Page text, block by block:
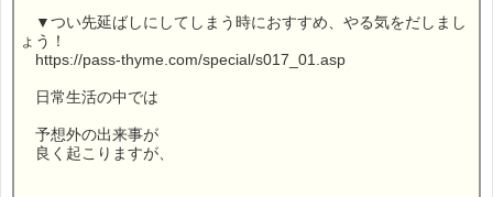
▼つい先延ばしにしてしまう時におすすめ、やる気をだしまし
ょう！
https://pass-thyme.com/special/s017_01.asp
日常生活の中では
予想外の出来事が
良く起こりますが、